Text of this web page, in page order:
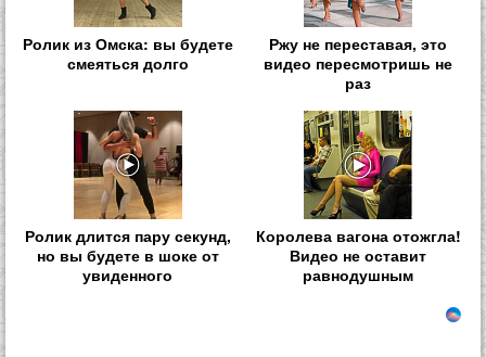
Ролик из Омска: вы будете
смеяться долго
Ржу не переставая, это
видео пересмотришь не
раз
Ролик длится пару секунд,
но вы будете в шоке от
увиденного
Королева вагона отожгла!
Видео не оставит
равнодушным